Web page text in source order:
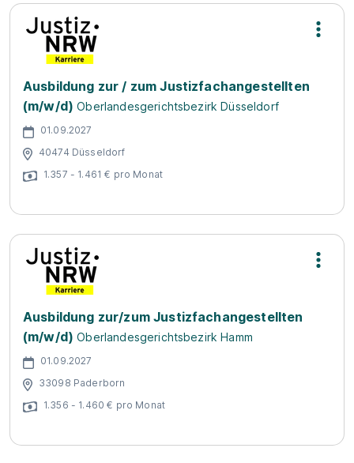
Ausbildung zur / zum Justizfachangestellten
(m/w/d) Oberlandesgerichtsbezirk Düsseldorf
01.09.2027
40474 Düsseldorf
1.357 - 1.461 € pro Monat
Ausbildung zur/zum Justizfachangestellten
(m/w/d) Oberlandesgerichtsbezirk Hamm
01.09.2027
33098 Paderborn
1.356 - 1.460 € pro Monat